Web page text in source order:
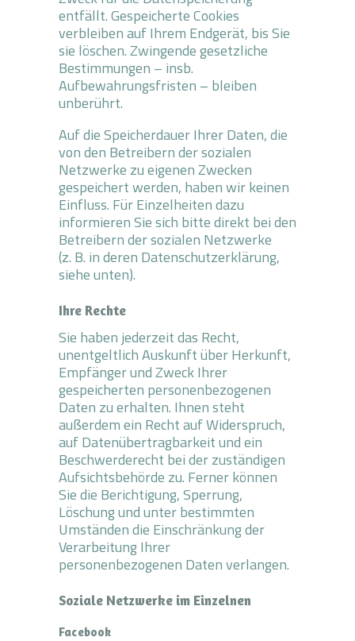
entfällt. Gespeicherte Cookies
verbleiben auf Ihrem Endgerät, bis Sie
sie löschen. Zwingende gesetzliche
Bestimmungen – insb.
Aufbewahrungsfristen – bleiben
unberührt.
Auf die Speicherdauer Ihrer Daten, die
von den Betreibern der sozialen
Netzwerke zu eigenen Zwecken
gespeichert werden, haben wir keinen
Einfluss. Für Einzelheiten dazu
informieren Sie sich bitte direkt bei den
Betreibern der sozialen Netzwerke
(z. B. in deren Datenschutzerklärung,
siehe unten).
Ihre Rechte
Sie haben jederzeit das Recht,
unentgeltlich Auskunft über Herkunft,
Empfänger und Zweck Ihrer
gespeicherten personenbezogenen
Daten zu erhalten. Ihnen steht
außerdem ein Recht auf Widerspruch,
auf Datenübertragbarkeit und ein
Beschwerderecht bei der zuständigen
Aufsichtsbehörde zu. Ferner können
Sie die Berichtigung, Sperrung,
Löschung und unter bestimmten
Umständen die Einschränkung der
Verarbeitung Ihrer
personenbezogenen Daten verlangen.
Soziale Netzwerke im Einzelnen
Facebook